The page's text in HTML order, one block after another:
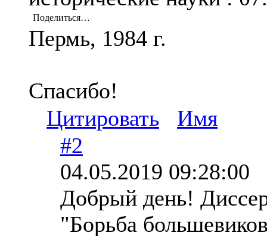
Поделиться…
Пермь, 1984 г.
Спасибо!
Цитировать
Имя
#2
04.05.2019 09:28:00
Добрый день!
"Борьба